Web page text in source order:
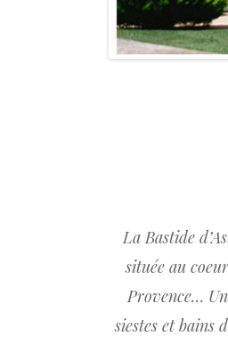
La Bastide
située au
Provence…
siestes et bains